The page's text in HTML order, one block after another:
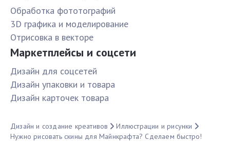
Обработка фототографий
3D графика и моделирование
Отрисовка в векторе
Маркетплейсы и соцсети
Дизайн для соцсетей
Дизайн упаковки и товара
Дизайн карточек товара
Дизайн и создание креативов
Иллюстрации и рисунки
Нужно рисовать скины для Майнкрафта? Сделаем быстро!